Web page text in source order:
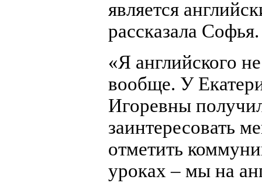
является
рассказала Софья.
«Я английского
вообще. У
Игоревны
заинтересовать
отметить
уроках – мы на